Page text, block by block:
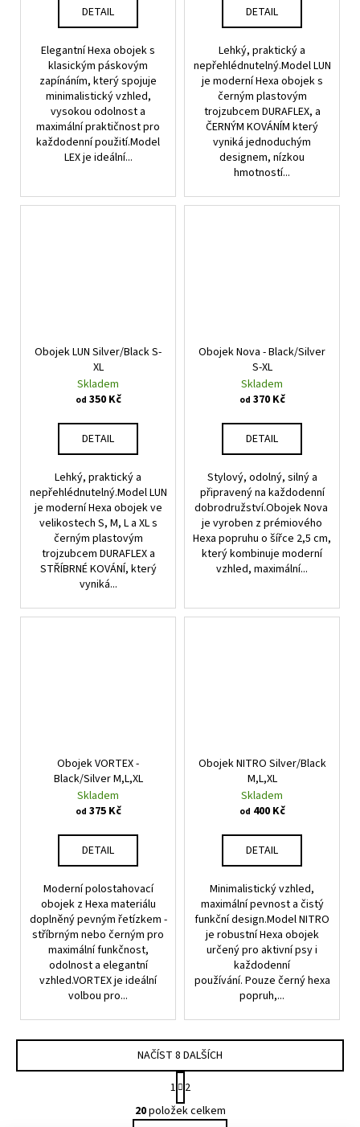
DETAIL
Elegantní Hexa obojek s
klasickým páskovým
zapínáním, který spojuje
minimalistický vzhled,
vysokou odolnost a
maximální praktičnost pro
každodenní použití.Model
LEX je ideální...
DETAIL
Lehký, praktický a
nepřehlédnutelný.Model LUN
je moderní Hexa obojek s
černým plastovým
trojzubcem DURAFLEX, a
ČERNÝM KOVÁNÍM který
vyniká jednoduchým
designem, nízkou
hmotností...
Obojek LUN Silver/Black S-
XL
Skladem
od 350 Kč
DETAIL
Lehký, praktický a
nepřehlédnutelný.Model LUN
je moderní Hexa obojek ve
velikostech S, M, L a XL s
černým plastovým
trojzubcem DURAFLEX a
STŘÍBRNÉ KOVÁNÍ, který
vyniká...
Obojek Nova - Black/Silver
S-XL
Skladem
od 370 Kč
DETAIL
Stylový, odolný, silný a
připravený na každodenní
dobrodružství.Obojek Nova
je vyroben z prémiového
Hexa popruhu o šířce 2,5 cm,
který kombinuje moderní
vzhled, maximální...
Obojek VORTEX -
Black/Silver M,L,XL
Skladem
od 375 Kč
DETAIL
Moderní polostahovací
obojek z Hexa materiálu
doplněný pevným řetízkem -
stříbrným nebo černým pro
maximální funkčnost,
odolnost a elegantní
vzhled.VORTEX je ideální
volbou pro...
Obojek NITRO Silver/Black
M,L,XL
Skladem
od 400 Kč
DETAIL
Minimalistický vzhled,
maximální pevnost a čistý
funkční design.Model NITRO
je robustní Hexa obojek
určený pro aktivní psy i
každodenní
používání. Pouze černý hexa
popruh,...
O
v
NAČÍST 8 DALŠÍCH
S
t
r
1
2
20položek celkem